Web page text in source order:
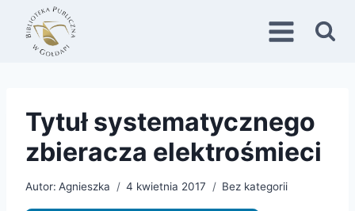
Przejdź
treści
Tytuł systematycznego
zbieracza elektrośmieci
Autor: Agnieszka 4 kwietnia 2017 Bez kategorii